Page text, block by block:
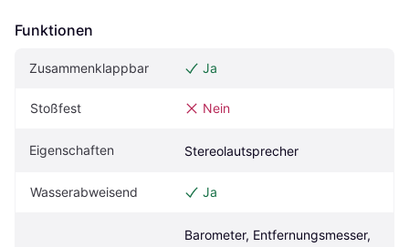
Funktionen
Zusammenklappbar Ja
Stoßfest Nein
Eigenschaften Stereolautsprecher
Wasserabweisend Ja
Barometer, Entfernungsmesser,